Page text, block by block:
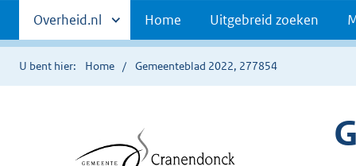
Primaire
navigatie
Andere
sites
binnen
Overheid.nl Home Uitgebreid zoeken
U bent hier: Home Gemeenteblad 2022, 277854